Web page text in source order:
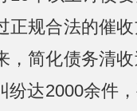
正规合法的催
，简化债务清
纷达2000余件